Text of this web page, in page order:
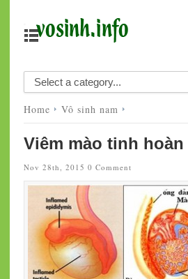
Home Vô sinh nam
Viêm mào tinh hoàn
Nov 28th, 2015 0 Comment